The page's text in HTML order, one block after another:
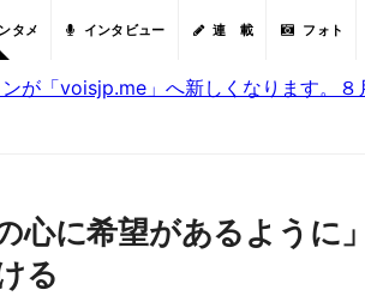
タメ インタビュー 連 載 フォト
が「voisjp.me」へ新しくなります。８
心に希望があるように
る